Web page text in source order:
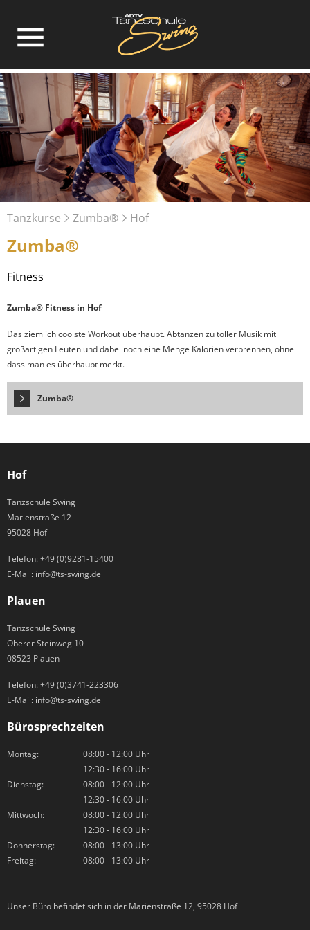
Tanzkurse Zumba® Hof
Zumba®
Fitness
Zumba® Fitness in Hof
Das ziemlich coolste Workout überhaupt. Abtanzen zu toller Musik mit
großartigen Leuten und dabei noch eine Menge Kalorien verbrennen, ohne
dass man es überhaupt merkt.
Zumba®
Hof
Tanzschule Swing
Marienstraße 12
95028 Hof
Telefon:+49 (0)9281-15400
E-Mail: info@ts-swing.de
Plauen
Tanzschule Swing
Oberer Steinweg 10
08523 Plauen
Telefon:+49 (0)3741-223306
E-Mail: info@ts-swing.de
Bürosprechzeiten
Montag:
08:00 - 12:00 Uhr
12:30 - 16:00 Uhr
Dienstag:
08:00 - 12:00 Uhr
12:30 - 16:00 Uhr
Mittwoch:
08:00 - 12:00 Uhr
12:30 - 16:00 Uhr
Donnerstag:
08:00 - 13:00 Uhr
Freitag:
08:00 - 13:00 Uhr
Unser Büro befindet sich in der Marienstraße 12, 95028 Hof